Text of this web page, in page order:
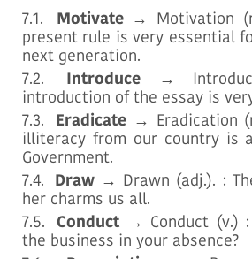
Motivate → Motivation
present rule is very essential
next generation.
Introduce
→
introduction of the essay is
Eradicate → Eradication
illiteracy from our country is
Government.
Draw → Drawn (adj.). :
her charms us all.
Conduct → Conduct (v.)
the business in your absence?